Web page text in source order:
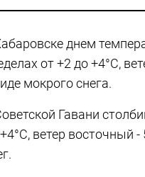
днем
от +2 до +4°C,
мокрого снега.
Гавани
ветер